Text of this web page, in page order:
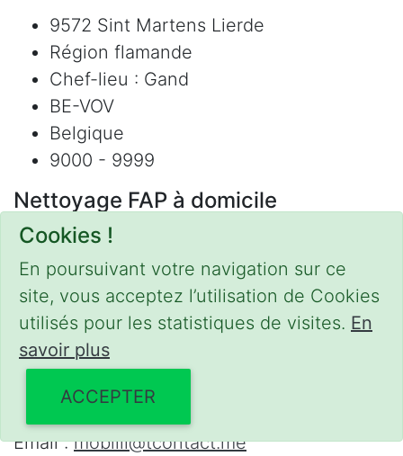
Cookies !
En poursuivant votre navigation sur ce
site, vous acceptez l’utilisation de Cookies
utilisés pour les statistiques de visites. En
savoir plus
ACCEPTER
9572 Sint Martens Lierde
Région flamande
Chef-lieu : Gand
BE-VOV
Belgique
9000 - 9999
Nettoyage FAP à domicile
Nettoyage FAP - catalyseur
Régénération / Nettoyage FAP
Refus contrôle technique
Adblue
Nettoyage Hydrogène
Email :mobilii@tcontact.me